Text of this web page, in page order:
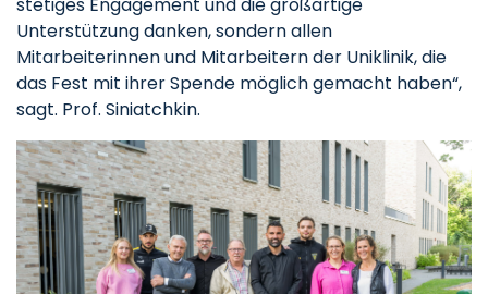
Unterstützung danken, sondern allen
Mitarbeiterinnen und Mitarbeitern der Uniklinik, die
das Fest mit ihrer Spende möglich gemacht haben“,
sagt. Prof. Siniatchkin.